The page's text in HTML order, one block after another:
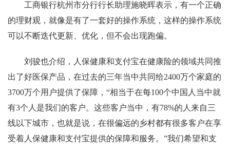
工商银行杭州市分行行长助理施晓晖表示，有一个正确
的理财观，就像是有了一套好的操作系统，这样的操作系统
可以不断迭代更新、优化，但不会出现跑偏。
刘骏也介绍，人保健康和支付宝在健康险的领域共同推
出了好医保产品，在过去的三年当中共同给2400万个家庭的
3700万个用户提供了保障，“相当于在每100个中国人当中就
有3个人是我们的客户。这些客户当中，有78%的人来自三
线以下城市，也就是说，在很偏远的乡村都有很多客户在享
受着人保健康和支付宝提供的保障和服务。”我们希望和支